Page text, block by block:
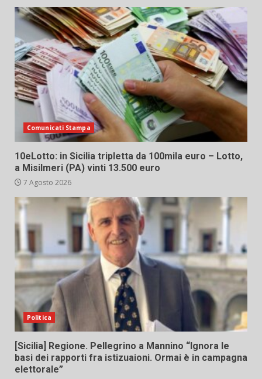
Comunicati Stampa
10eLotto: in Sicilia tripletta da 100mila euro – Lotto,
a Misilmeri (PA) vinti 13.500 euro
7 Agosto 2026
Politica
[Sicilia] Regione. Pellegrino a Mannino “Ignora le
basi dei rapporti fra istizuaioni. Ormai è in campagna
elettorale”